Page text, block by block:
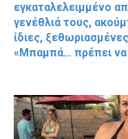
εγκαταλελειμμένο
γενέθλιά τους,
ίδιες,
«Μπαμπά… πρέπει να